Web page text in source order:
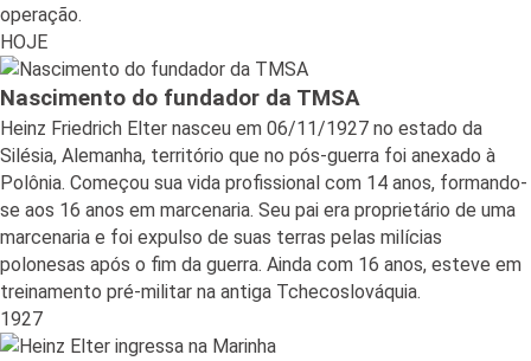
operação.
HOJE
Nascimento do fundador da TMSA
Heinz Friedrich Elter nasceu em 06/11/1927 no estado da
Silésia, Alemanha, território que no pós-guerra foi anexado à
Polônia. Começou sua vida profissional com 14 anos, formando-
se aos 16 anos em marcenaria. Seu pai era proprietário de uma
marcenaria e foi expulso de suas terras pelas milícias
polonesas após o fim da guerra. Ainda com 16 anos, esteve em
treinamento pré-militar na antiga Tchecoslováquia.
1927